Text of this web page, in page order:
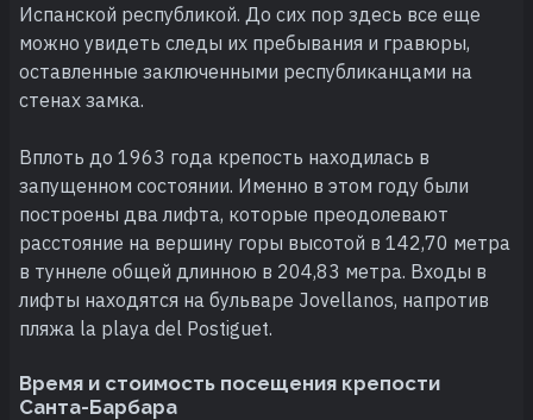
Испанской республикой. До сих пор здесь все еще
можно увидеть следы их пребывания и гравюры,
оставленные заключенными республиканцами на
стенах замка.
Вплоть до 1963 года крепость находилась в
запущенном состоянии. Именно в этом году были
построены два лифта, которые преодолевают
расстояние на вершину горы высотой в 142,70 метра
в туннеле общей длинною в 204,83 метра. Входы в
лифты находятся на бульваре Jovellanos, напротив
пляжа la playa del Postiguet.
Время и стоимость посещения крепости
Санта-Барбара